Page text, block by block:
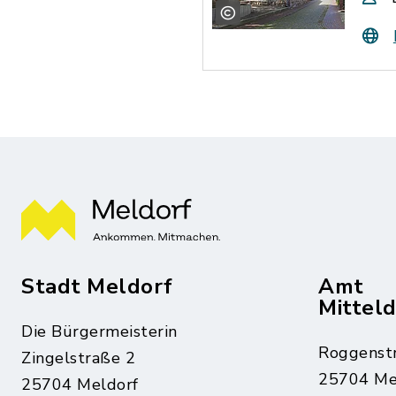
Stadt Meldorf
Die Bürgermeisterin
Zingelstraße 2
25704 Meldorf
Amt
25704